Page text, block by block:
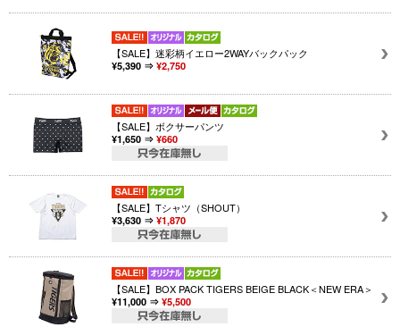
【SALE】迷彩柄イエロー2WAYバックパック
¥5,390 ⇒ ¥2,750
【SALE】ボクサーパンツ
¥1,650 ⇒ ¥660
【SALE】Tシャツ（SHOUT）
¥3,630 ⇒ ¥1,870
【SALE】BOX PACK TIGERS BEIGE BLACK＜NEW ERA＞
¥11,000 ⇒ ¥5,500